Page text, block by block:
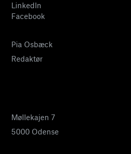
LinkedIn
Facebook
Pia Osbæck
Redaktør
Møllekajen 7
5000 Odense